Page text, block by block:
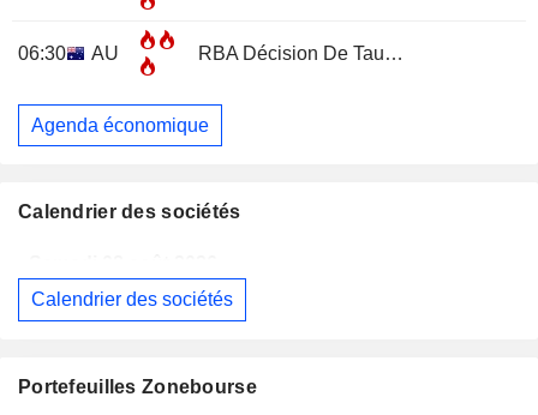
06:30 AU RBA Décision De Taux D'Intérêt
Agenda économique
Calendrier des sociétés
BERKSHIRE HATHAWAY INC.
Samedi 08 août 2026
Calendrier des sociétés
Portefeuilles Zonebourse